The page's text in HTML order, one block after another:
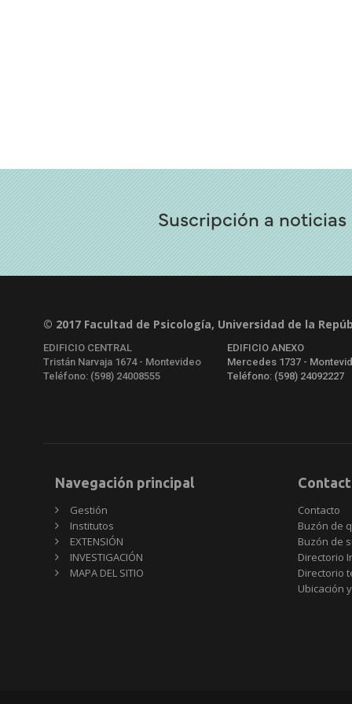
Suscripción a noticias
© 2017 Facultad de Psicología, Universidad de la
EDIFICIO CENTRAL
Tristán Narvaja 1674 - Montevideo
Teléfono: (598) 24008555
EDIFICIO ANEXO
Mercedes 1737 -
Teléfono: (598) 24092227
Navegación principal
Gestión
Institutos
EXTENSIÓN
INVESTIGACIÓN
MAPA DEL SITIO
Contacto
Buzón de
Buzón de
Directorio
Directorio
Ubicación